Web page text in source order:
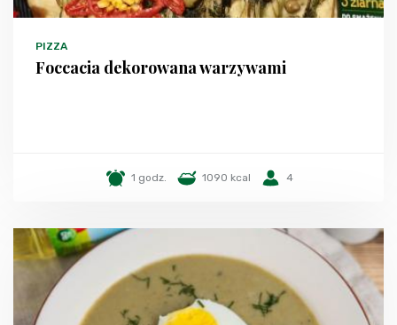
PIZZA
Foccacia dekorowana warzywami
1 godz. 1090 kcal 4